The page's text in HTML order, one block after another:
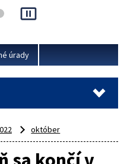
vnútra SR.
pause_presentation
úrady
október